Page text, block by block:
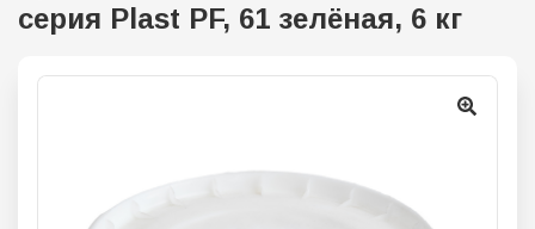
серия Plast PF, 61 зелёная, 6 кг